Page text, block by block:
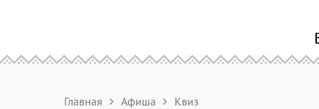
Главная Афиша Квиз